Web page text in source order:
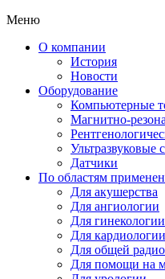
Меню
О компании
История
Новости
Оборудование
Компьютерные
Магнитно-
Ультразвуковые
Датчики
По областям
Для акушерства
Для ангиологии
Для гинекологии
Для кардиологии
Для общей
Для помощи на